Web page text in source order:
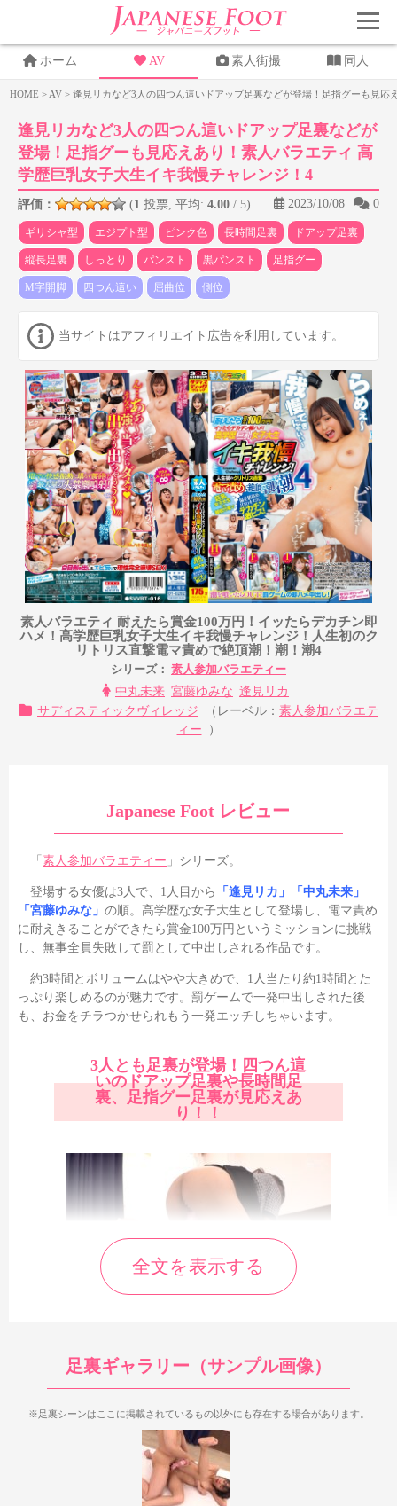
ホーム AV 素人街撮 同人
HOME > AV > 逢見リカなど3人の四つん這いドアップ足裏などが登場！足指グーも見
逢見リカなど3人の四つん這いドアップ足裏などが
登場！足指グーも見応えあり！素人バラエティ 高
学歴巨乳女子大生イキ我慢チャレンジ！4
評価： (1 投票, 平均: 4.00 / 5) 2023/10/08 0
ギリシャ型 エジプト型 ピンク色 長時間足裏 ドアップ足裏
縦長足裏 しっとり パンスト 黒パンスト 足指グー
M字開脚 四つん這い 屈曲位 側位
当サイトはアフィリエイト広告を利用しています。
素人バラエティ 耐えたら賞金100万円！イッたらデカチン即
ハメ！高学歴巨乳女子大生イキ我慢チャレンジ！人生初のク
リトリス直撃電マ責めで絶頂潮！潮！潮4
シリーズ： 素人参加バラエティー
中丸未来 宮藤ゆみな 逢見リカ
サディスティックヴィレッジ
（レーベル： 素人参加バラエテ
ィー
）
Japanese Foot レビュー
「 素人参加バラエティー 」シリーズ。
登場する女優は3人で、1人目から
「逢見リカ」「中丸未来」
「宮藤ゆみな」 の順。高学歴な女子大生として登場し、電マ責め
に耐えきることができたら賞金100万円というミッションに挑戦
し、無事全員失敗して罰として中出しされる作品です。
約3時間とボリュームはやや大きめで、1人当たり約1時間とた
っぷり楽しめるのが魅力です。罰ゲームで一発中出しされた後
も、お金をチラつかせられもう一発エッチしちゃいます。
3人とも足裏が登場！四つん這
いのドアップ足裏や長時間足
裏、足指グー足裏が見応えあ
り！！
足裏、中丸未来は長時間足裏、宮藤ゆみなはドアップ足裏と長時
まず1人目の逢見リカは、オモチャ責めシーンでは四つん這い
とM字開脚、セックスシーンでは屈曲位と側位の足裏を見ること
ができます。一番見応えがあるのはやはり四つん這い足裏で、
18:30から右足のパンスト足裏を25秒くらい
全文を表示する
足裏ギャラリー（サンプル画像）
※足裏シーンはここに掲載されているもの以外にも存在する場合があります。